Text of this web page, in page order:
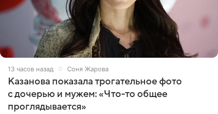
13 часов назад Соня Жарова
Казанова показала трогательное фото
с дочерью и мужем: «Что-то общее
проглядывается»